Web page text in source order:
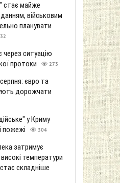
стає майже
військовим
планувати
ситуацію
протоки
273
євро та
дорожчати
у Криму
пожежі
304
затримує
температури
складніше